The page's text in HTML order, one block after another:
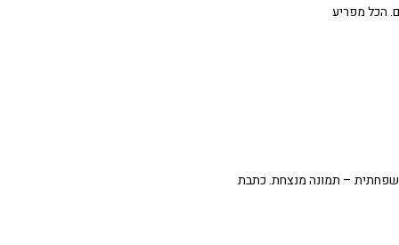
משפחתית – תמונה מנצחת. כתבת